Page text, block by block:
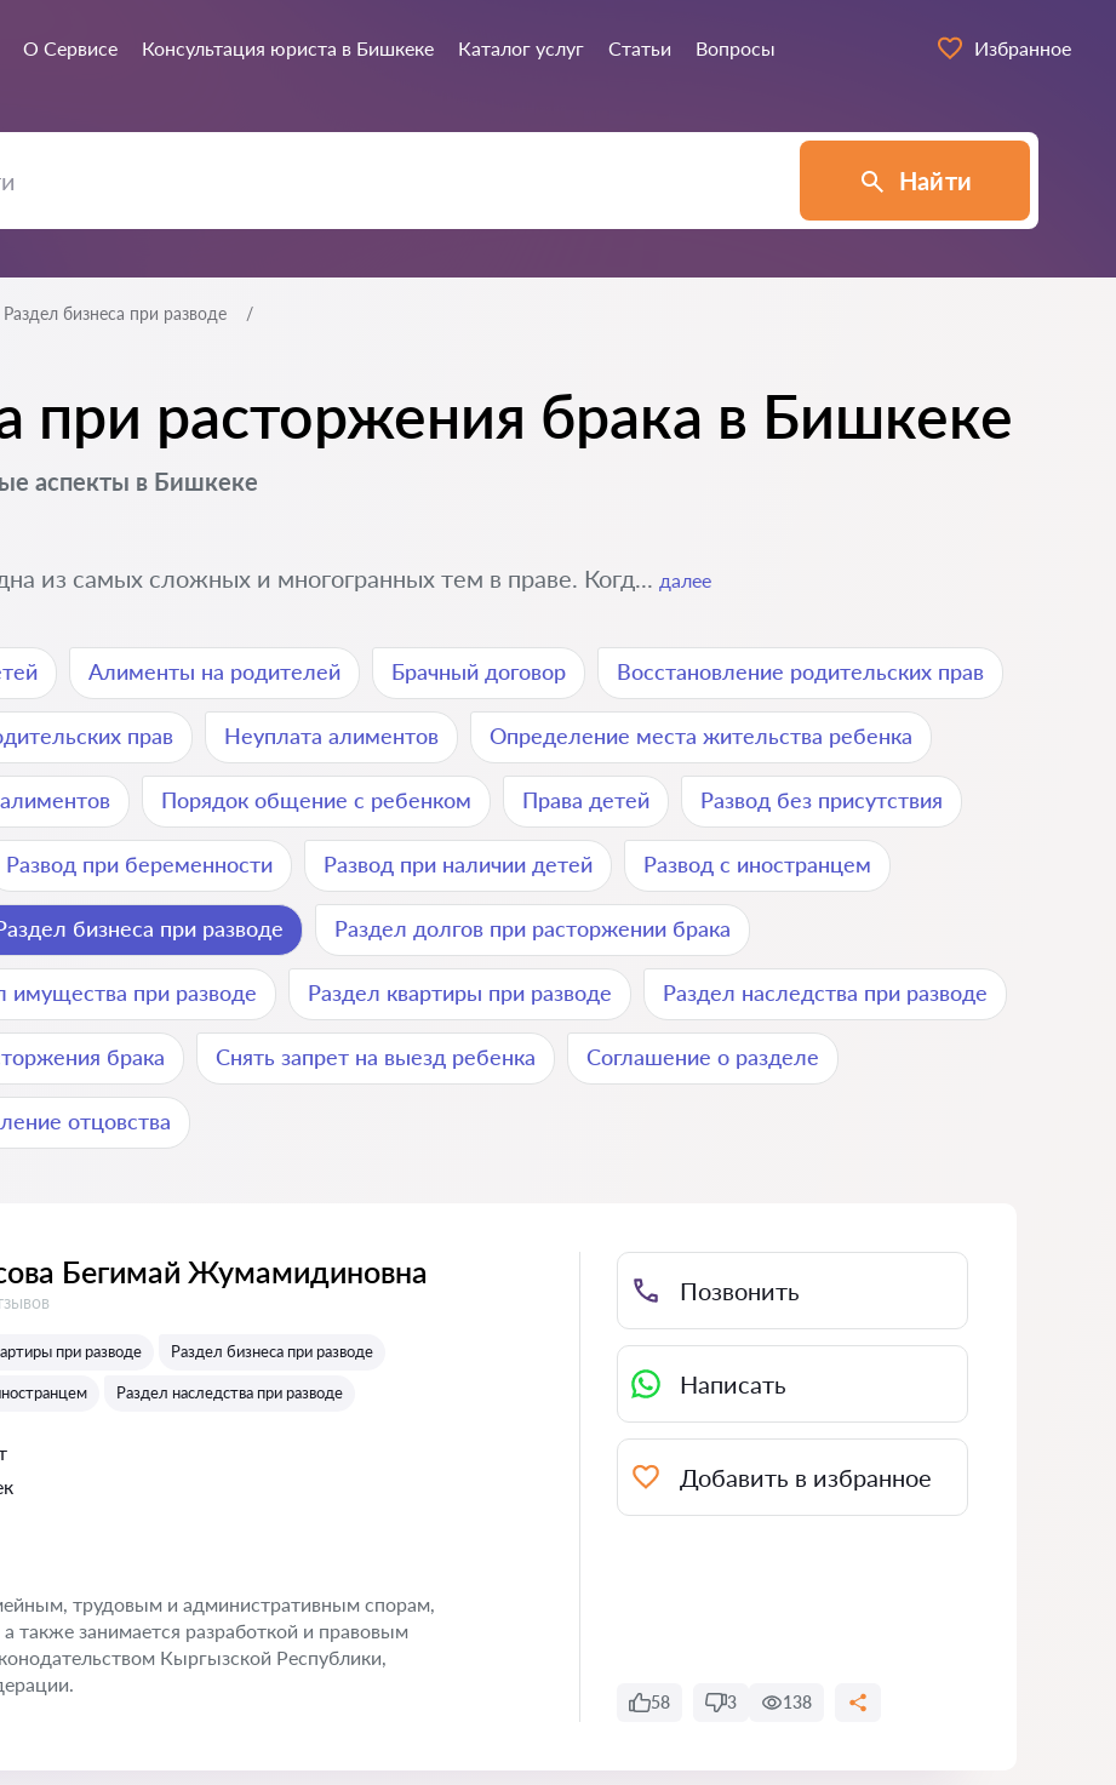
О Сервисе Консультация юриста в Бишкеке Каталог услуг Статьи Вопросы Избранное
Найти
Раздел бизнеса при разводе
при расторжения брака в Бишкеке
аспекты в Бишкеке
из самых сложных и многогранных тем в праве. Когд... далее
Алименты на родителей Брачный договор Восстановление родительских прав
прав Неуплата алиментов Определение места жительства ребенка
Порядок общение с ребенком Права детей Развод без присутствия
Развод при беременности Развод при наличии детей Развод с иностранцем
бизнеса при разводе Раздел долгов при расторжении брака
имущества при разводе Раздел квартиры при разводе Раздел наследства при разводе
брака Снять запрет на выезд ребенка Соглашение о разделе
отцовства
Бегимай Жумамидиновна
при разводе Раздел бизнеса при разводе
Раздел наследства при разводе
трудовым и административным спорам,
также занимается разработкой и правовым
Кыргызской Республики,
Позвонить
Написать
Добавить в избранное
58 3 138